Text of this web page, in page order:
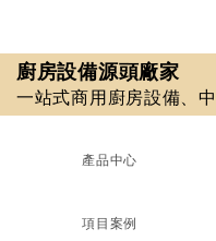
歡迎光臨北京新興榮福廚房設備
一站式商用廚房設備、中
010-
廚房設備源頭廠家
一站式商用廚房設備、
產品中心
項目案例